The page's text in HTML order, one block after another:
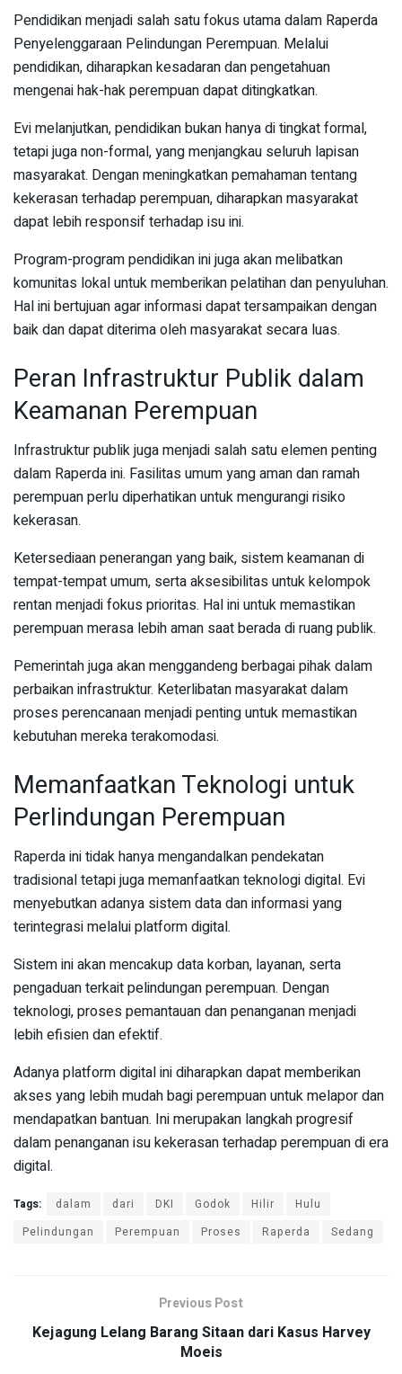
Pendidikan menjadi salah satu fokus utama dalam Raperda
Penyelenggaraan Pelindungan Perempuan. Melalui
pendidikan, diharapkan kesadaran dan pengetahuan
mengenai hak-hak perempuan dapat ditingkatkan.
Evi melanjutkan, pendidikan bukan hanya di tingkat formal,
tetapi juga non-formal, yang menjangkau seluruh lapisan
masyarakat. Dengan meningkatkan pemahaman tentang
kekerasan terhadap perempuan, diharapkan masyarakat
dapat lebih responsif terhadap isu ini.
Program-program pendidikan ini juga akan melibatkan
komunitas lokal untuk memberikan pelatihan dan penyuluhan.
Hal ini bertujuan agar informasi dapat tersampaikan dengan
baik dan dapat diterima oleh masyarakat secara luas.
Peran Infrastruktur Publik dalam
Keamanan Perempuan
Infrastruktur publik juga menjadi salah satu elemen penting
dalam Raperda ini. Fasilitas umum yang aman dan ramah
perempuan perlu diperhatikan untuk mengurangi risiko
kekerasan.
Ketersediaan penerangan yang baik, sistem keamanan di
tempat-tempat umum, serta aksesibilitas untuk kelompok
rentan menjadi fokus prioritas. Hal ini untuk memastikan
perempuan merasa lebih aman saat berada di ruang publik.
Pemerintah juga akan menggandeng berbagai pihak dalam
perbaikan infrastruktur. Keterlibatan masyarakat dalam
proses perencanaan menjadi penting untuk memastikan
kebutuhan mereka terakomodasi.
Memanfaatkan Teknologi untuk
Perlindungan Perempuan
Raperda ini tidak hanya mengandalkan pendekatan
tradisional tetapi juga memanfaatkan teknologi digital. Evi
menyebutkan adanya sistem data dan informasi yang
terintegrasi melalui platform digital.
Sistem ini akan mencakup data korban, layanan, serta
pengaduan terkait pelindungan perempuan. Dengan
teknologi, proses pemantauan dan penanganan menjadi
lebih efisien dan efektif.
Adanya platform digital ini diharapkan dapat memberikan
akses yang lebih mudah bagi perempuan untuk melapor dan
mendapatkan bantuan. Ini merupakan langkah progresif
dalam penanganan isu kekerasan terhadap perempuan di era
digital.
Tags: dalam dari DKI Godok Hilir
Hulu
Pelindungan
Perempuan Proses Raperda Sedang
Previous Post
Kejagung Lelang Barang Sitaan dari Kasus Harvey
Moeis